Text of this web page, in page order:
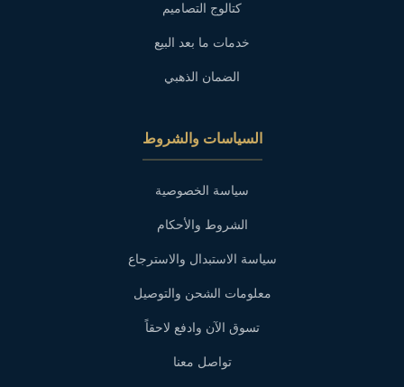
كتالوج التصاميم
خدمات ما بعد البيع
الضمان الذهبي
السياسات والشروط
سياسة الخصوصية
الشروط والأحكام
سياسة الاستبدال والاسترجاع
معلومات الشحن والتوصيل
تسوق الآن وادفع لاحقاً
تواصل معنا